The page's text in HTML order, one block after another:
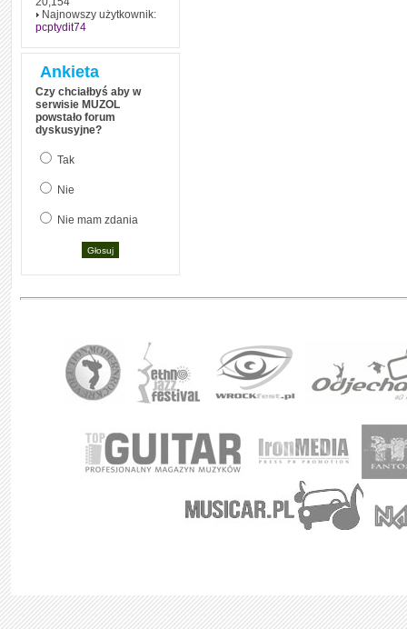
Najnowszy użytkownik:
pcptydit74
Ankieta
Czy chciałbyś aby w
serwisie MUZOL
powstało forum
dyskusyjne?
Tak
Nie
Nie mam zdania